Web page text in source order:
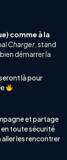
comme à la
Charger , stand
démarrer la
là pour
et partage
toute sécurité
aller les rencontrer